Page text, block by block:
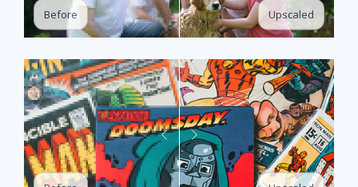
Before Upscaled